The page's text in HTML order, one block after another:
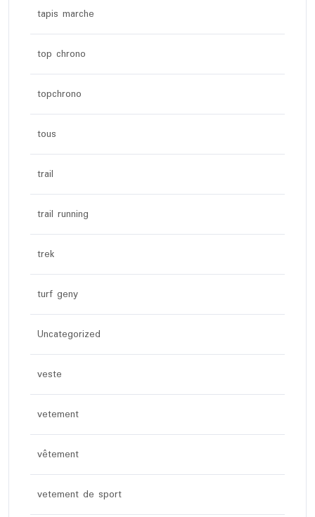
tapis marche
top chrono
topchrono
tous
trail
trail running
trek
turf geny
Uncategorized
veste
vetement
vêtement
vetement de sport